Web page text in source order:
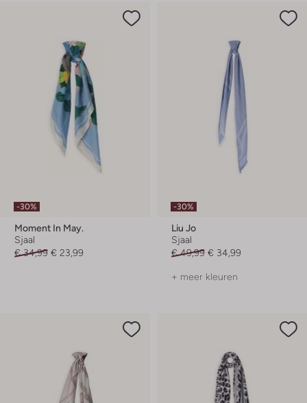
-30%
Moment In May.
Sjaal
€ 34,99 € 23,99
-30%
Liu Jo
Sjaal
€ 49,99 € 34,99
+ meer kleuren